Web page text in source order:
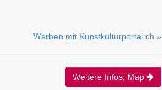
Werben mit Kunstkulturportal.ch »
Weitere Infos, Map